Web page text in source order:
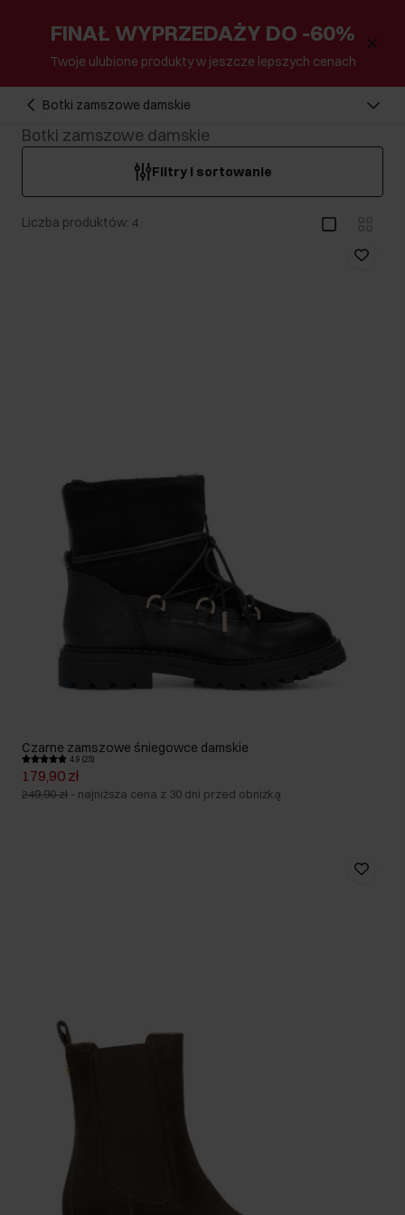
FINAŁ WYPRZEDAŻY DO -60%
Twoje ulubione produkty w jeszcze lepszych cenach
Botki zamszowe damskie
Botki zamszowe damskie
Filtry i sortowanie
Liczba produktów: 4
Czarne zamszowe śniegowce damskie
4.9 (25)
179,90 zł
249,90 zł - najniższa cena z 30 dni przed obniżką